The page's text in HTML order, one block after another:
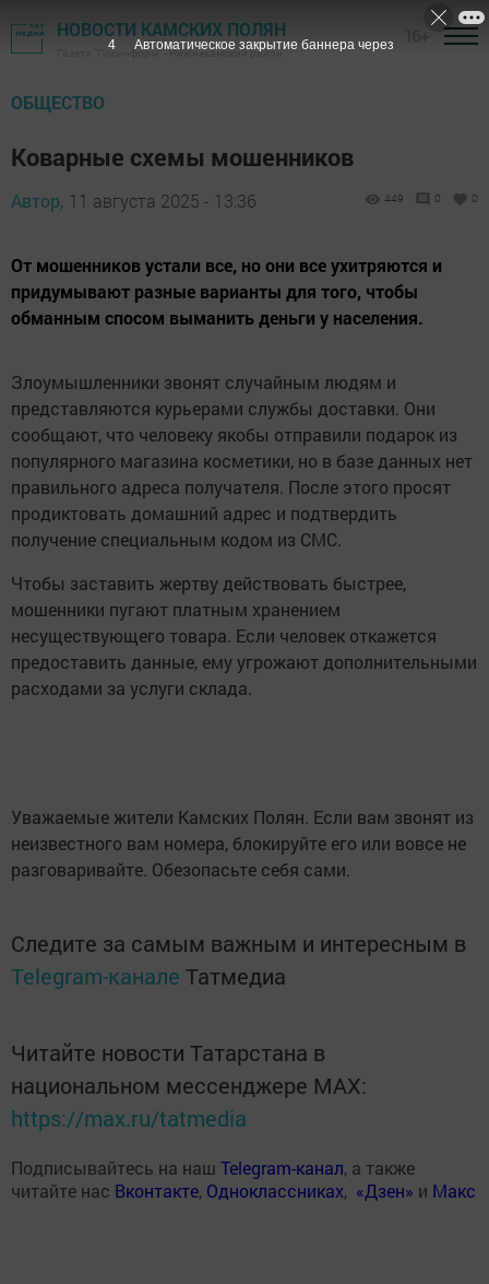
НОВОСТИ КАМСКИХ ПОЛЯН
Газета "Посинформ" - Нижнекамский район
ОБЩЕСТВО
Коварные схемы мошенников
Автор, 11 августа 2025 - 13:36 449 0 0
От мошенников устали все, но они все ухитряются и
придумывают разные варианты для того, чтобы
обманным спосом выманить деньги у населения.
Злоумышленники звонят случайным людям и
представляются курьерами службы доставки. Они
сообщают, что человеку якобы отправили подарок из
популярного магазина косметики, но в базе данных нет
правильного адреса получателя. После этого просят
продиктовать домашний адрес и подтвердить
получение специальным кодом из СМС.
Чтобы заставить жертву действовать быстрее,
мошенники пугают платным хранением
несуществующего товара. Если человек откажется
предоставить данные, ему угрожают дополнительными
расходами за услуги склада.
Уважаемые жители Камских Полян. Если вам звонят из
неизвестного вам номера, блокируйте его или вовсе не
разговаривайте. Обезопасьте себя сами.
Следите за самым важным и интересным в
Telegram-канале Татмедиа
Читайте новости Татарстана в
национальном мессенджере MАХ:
https://max.ru/tatmedia
Подписывайтесь на наш Telegram-канал, а также
читайте нас Вконтакте, Одноклассниках, «Дзен» и Макс
4 Автоматическое закрытие баннера через